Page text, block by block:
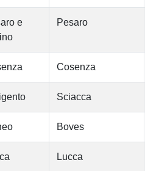
e
Pesaro
Cosenza
Sciacca
Boves
Lucca